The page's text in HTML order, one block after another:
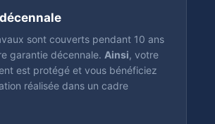
sont couverts pendant 10 ans
garantie décennale. Ainsi, votre
est protégé et vous bénéficiez
réalisée dans un cadre